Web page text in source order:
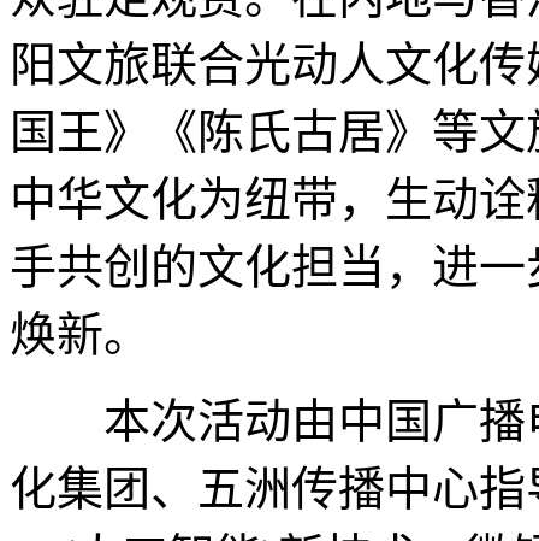
阳文旅联合光动人文化
国王》《陈氏古居》等
中华文化为纽带，生动
手共创的文化担当，进
焕新。
本次活动由中国广播
化集团、五洲传播中心